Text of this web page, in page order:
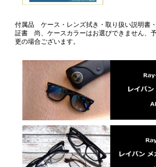
付属品 ケース・レンズ拭き・取り扱い説明書
証書 尚、ケースカラーはお選びできません、
更の場合ございます。